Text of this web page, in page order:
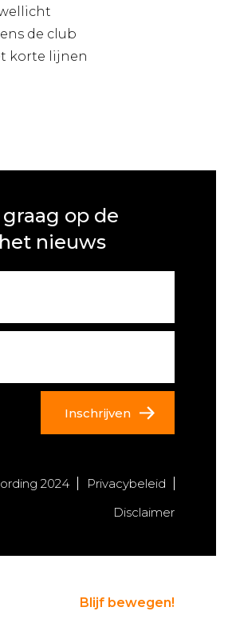
de club
korte lijnen
op de
nieuws
Inschrijven
2024
Privacybeleid
Disclaimer
Blijf bewegen!